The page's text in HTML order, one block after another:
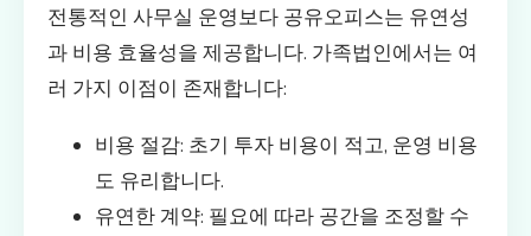
전통적인 사무실 운영보다 공유오피스는 유연성
과 비용 효율성을 제공합니다. 가족법인에서는 여
러 가지 이점이 존재합니다:
비용 절감: 초기 투자 비용이 적고, 운영 비용
도 유리합니다.
유연한 계약: 필요에 따라 공간을 조정할 수